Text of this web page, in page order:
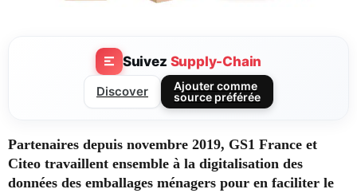
Suivez Supply-Chain
Discover
Ajouter comme
source préférée
Partenaires depuis novembre 2019, GS1 France et
Citeo travaillent ensemble à la digitalisation des
données des emballages ménagers pour en faciliter le